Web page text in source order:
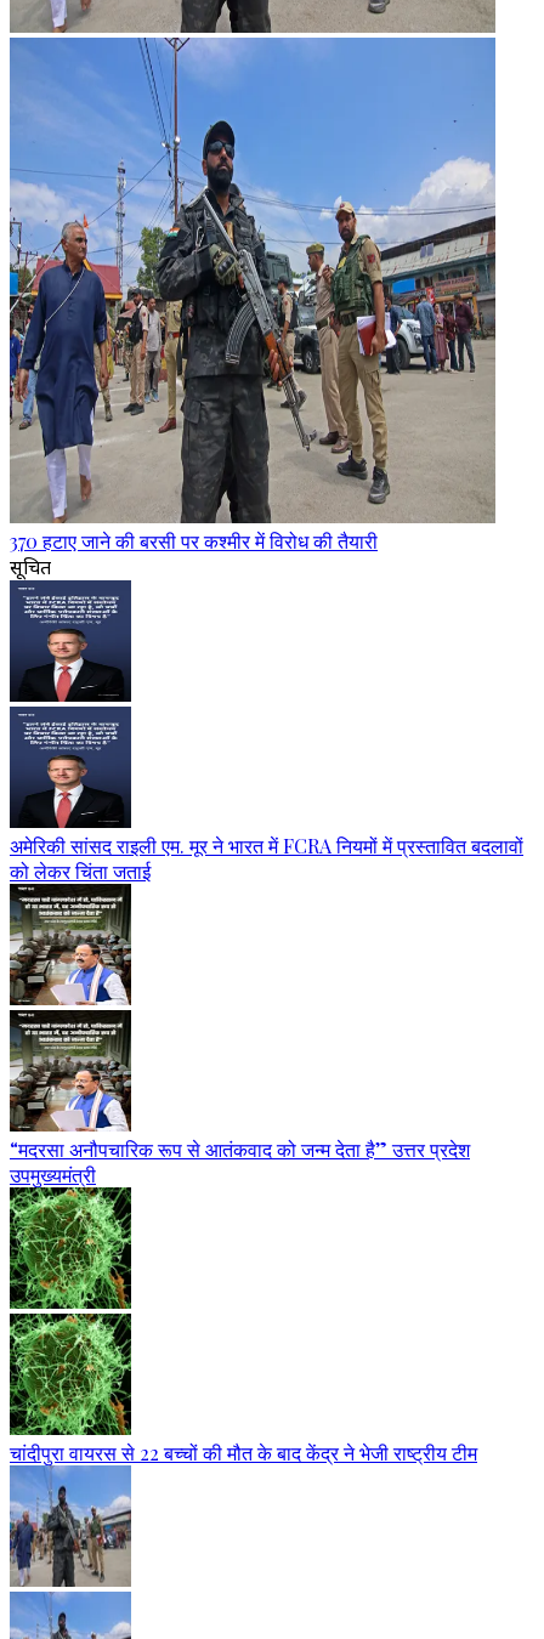
370 हटाए जाने की बरसी पर कश्मीर में विरोध की तैयारी
सूचित
अमेरिकी सांसद राइली एम. मूर ने भारत में FCRA नियमों में प्रस्तावित बदलावों
को लेकर चिंता जताई
“मदरसा अनौपचारिक रूप से आतंकवाद को जन्म देता है” उत्तर प्रदेश
उपमुख्यमंत्री
चांदीपुरा वायरस से 22 बच्चों की मौत के बाद केंद्र ने भेजी राष्ट्रीय टीम